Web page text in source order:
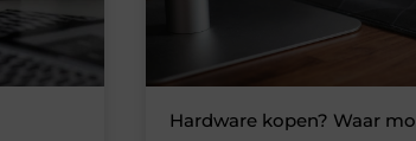
Hardware kopen? Waar